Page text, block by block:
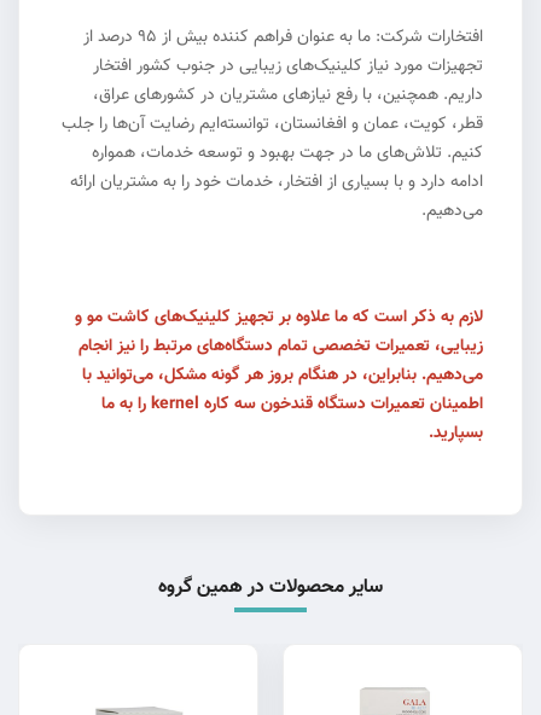
افتخارات شرکت: ما به عنوان فراهم کننده بیش از ۹۵ درصد از
تجهیزات مورد نیاز کلینیک‌های زیبایی در جنوب کشور افتخار
داریم. همچنین، با رفع نیازهای مشتریان در کشورهای عراق،
قطر، کویت، عمان و افغانستان، توانسته‌ایم رضایت آن‌ها را جلب
کنیم. تلاش‌های ما در جهت بهبود و توسعه خدمات، همواره
ادامه دارد و با بسیاری از افتخار، خدمات خود را به مشتریان ارائه
می‌دهیم.
لازم به ذکر است که ما علاوه بر تجهیز کلینیک‌های کاشت مو و
زیبایی، تعمیرات تخصصی تمام دستگاه‌های مرتبط را نیز انجام
می‌دهیم. بنابراین، در هنگام بروز هر گونه مشکل، می‌توانید با
اطمینان تعمیرات دستگاه قندخون سه کاره kernel را به ما
بسپارید.
سایر محصولات در همین گروه